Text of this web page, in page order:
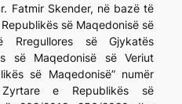
Fatmir Skender, në bazë të
së Maqedonisë së
së Gjykatës
së Maqedonisë së Veriut
së Maqedonisë” numër
e Republikës së